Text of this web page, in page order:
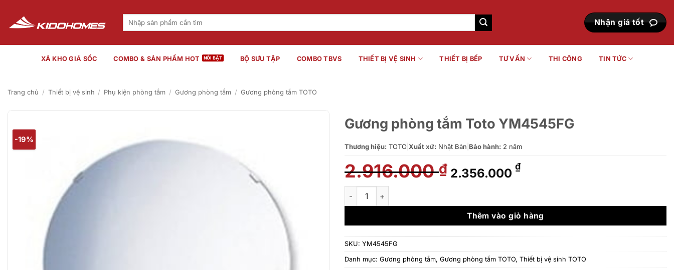
nội
dung
Tìm
Nhận giá tốt
XẢ KHO GIÁ SỐC COMBO & SẢN PHẨM HOT BỘ SƯU TẬP COMBO TBVS THIẾT BỊ VỆ SINH THIẾT BỊ BẾP TƯ VẤN THI CÔNG TIN TỨC
Trang chủ / Thiết bị vệ sinh / Phụ kiện phòng tắm / Gương phòng tắm / Gương phòng tắm TOTO
-19%
Gương phòng tắm Toto YM4545FG
Thương hiệu: TOTO Xuất xứ: Nhật Bản Bảo hành: 2 năm
2.916.000₫ Giá
gốc
2.916.000 ₫.
2.356.000 ₫Giá
là:
2.356.000 ₫.
Gương phòng tắm Toto YM4545FG số lượng
Thêm vào giỏ hàng
SKU: YM4545FG
Danh mục: Gương phòng tắm, Gương phòng tắm TOTO, Thiết bị vệ sinh TOTO